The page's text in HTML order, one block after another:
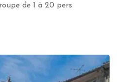
de 1 à 20 pers